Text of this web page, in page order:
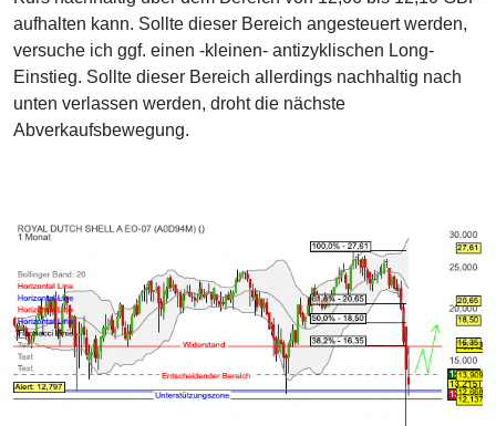
aufhalten kann. Sollte dieser Bereich angesteuert werden,
versuche ich ggf. einen -kleinen- antizyklischen Long-
Einstieg. Sollte dieser Bereich allerdings nachhaltig nach
unten verlassen werden, droht die nächste
Abverkaufsbewegung.